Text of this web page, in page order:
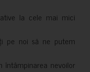
la cele mai mici
pe noi să ne putem
întâmpinarea nevoilor